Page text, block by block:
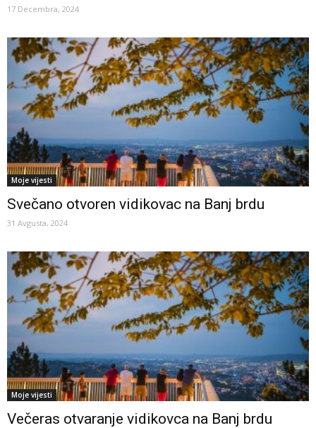
17 Decembra, 2024
Moje vijesti
Svečano otvoren vidikovac na Banj brdu
31 Avgusta, 2024
Moje vijesti
Večeras otvaranje vidikovca na Banj brdu